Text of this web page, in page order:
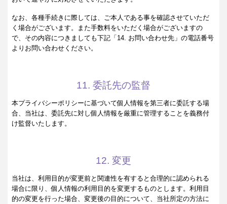
なお、各種手続きに際しては、ご本人である事を確認させていただ
く場合がございます。また手数料をいただく場合がございますの
で、その内容につきましても下記「14. お問い合わせ先」の電話番号
よりお問い合わせください。
11. 委託先の監督
本プライバシーポリシーに基づいて個人情報を第三者に委託する場
合、当社は、委託先に対し個人情報を厳重に管理することを義務付
け監督いたします。
12. 変更
当社は、利用目的が変更前と関連性を有すると合理的に認められる
場合に限り、個人情報の利用目的を変更するものとします。利用目
的の変更を行った場合、変更後の目的について、当社所定の方法に